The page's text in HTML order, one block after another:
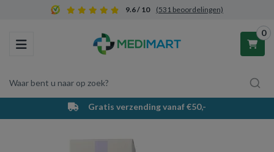
9.6 / 10 (531 beoordelingen)
Toggle navigation
Waar bent u naar op zoek?
0
Winkelwagen
Gratis verzending vanaf €50,-